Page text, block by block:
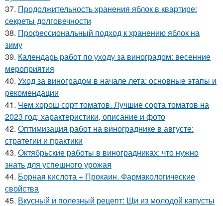
37. Продолжительность хранения яблок в квартире:
секреты долговечности
38. Профессиональный подход к хранению яблок на
зиму
39. Календарь работ по уходу за виноградом: весенние
мероприятия
40. Уход за виноградом в начале лета: основные этапы и
рекомендации
41. Чем хорош сорт томатов. Лучшие сорта томатов на
2023 год: характеристики, описание и фото
42. Оптимизация работ на винограднике в августе:
стратегии и практики
43. Октябрьские работы в виноградниках: что нужно
знать для успешного урожая
44. Борная кислота + Прокаин. Фармакологические
свойства
45. Вкусный и полезный рецепт: Щи из молодой капусты